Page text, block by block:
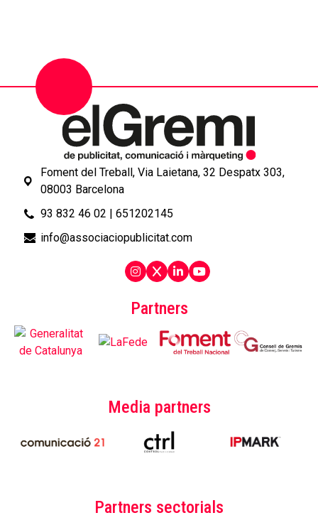
Partners
Media partners
Partners sectorials
Foment del Treball, Via Laietana, 32 Despatx 303,
08003 Barcelona
93 832 46 02 | 651202145
info@associaciopublicitat.com